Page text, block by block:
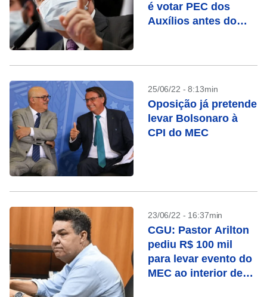
é votar PEC dos
Auxílios antes do
25/06/22 - 8:13min
Oposição já pretende
levar Bolsonaro à
CPI do MEC
23/06/22 - 16:37min
CGU: Pastor Arilton
pediu R$ 100 mil
para levar evento do
MEC ao interior de